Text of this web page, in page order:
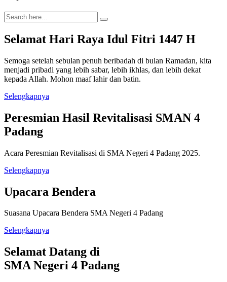
Selamat Hari Raya Idul Fitri 1447 H
Semoga setelah sebulan penuh beribadah di bulan Ramadan, kita
menjadi pribadi yang lebih sabar, lebih ikhlas, dan lebih dekat
kepada Allah. Mohon maaf lahir dan batin.
Selengkapnya
Peresmian Hasil Revitalisasi SMAN 4
Padang
Acara Peresmian Revitalisasi di SMA Negeri 4 Padang 2025.
Selengkapnya
Upacara Bendera
Suasana Upacara Bendera SMA Negeri 4 Padang
Selengkapnya
Selamat Datang di
SMA Negeri 4 Padang